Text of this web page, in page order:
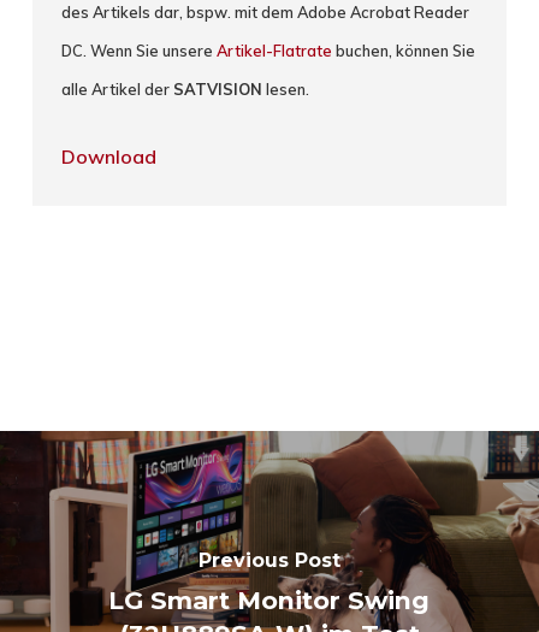
des Artikels dar, bspw. mit dem Adobe Acrobat Reader
DC. Wenn Sie unsereArtikel-Flatrate buchen, können Sie
alle Artikel der SATVISION lesen.
Download
Previous Post
LG Smart Monitor Swing